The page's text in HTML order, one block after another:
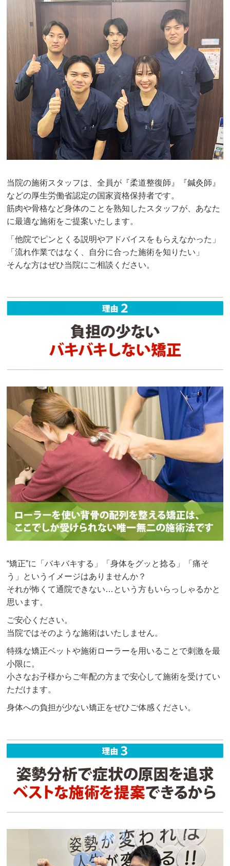
当院の施術スタッフは、全員が『柔道整復師』『鍼灸師』
などの厚生労働省認定の国家資格保持者です。
筋肉や骨格など身体のことを熟知したスタッフが、あなた
に最適な施術をご提案いたします。
「他院でピンとくる説明やアドバイスをもらえなかった」
「流れ作業ではなく、自分に合った施術を知りたい」
そんな方はぜひ当院にご相談ください。
“矯正”に「バキバキする」「身体をグッと捻る」「痛そ
う」というイメージはありませんか？
それが怖くて通院できない…という方もいらっしゃるかと
思います。
ご安心ください。
当院ではそのような施術はいたしません。
特殊な矯正ベットや施術ローラーを用いることで刺激を最
小限に。
小さなお子様からご年配の方まで安心して施術を受けてい
ただけます。
身体への負担が少ない矯正をぜひご体感ください。